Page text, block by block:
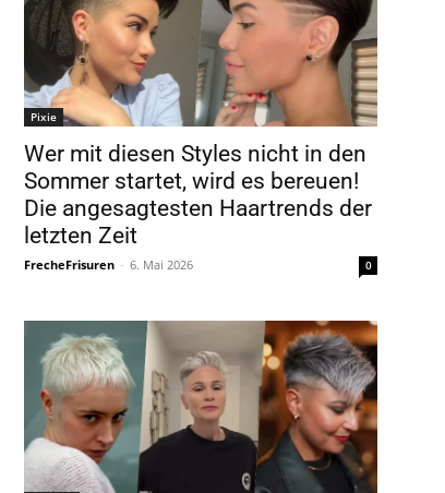
Pixie
Wer mit diesen Styles nicht in den
Sommer startet, wird es bereuen!
Die angesagtesten Haartrends der
letzten Zeit
FrecheFrisuren - 6. Mai 2026 0